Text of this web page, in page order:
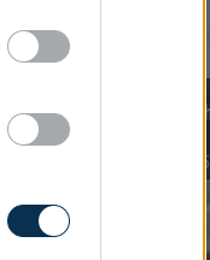
Te döntöd el, mikor
konstrukció az